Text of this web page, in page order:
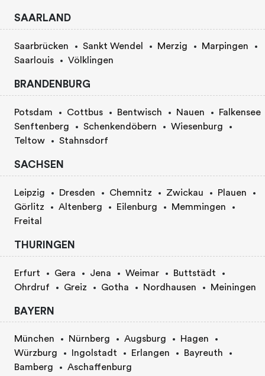
SAARLAND
Saarbrücken Sankt Wendel Merzig
Marpingen
Saarlouis
Völklingen
BRANDENBURG
Potsdam Cottbus Bentwisch Nauen
Falkensee
Senftenberg
Schenkendöbern
Wiesenburg
Teltow
Stahnsdorf
SACHSEN
Leipzig Dresden Chemnitz Zwickau
Plauen
Görlitz
Altenberg Eilenburg
Memmingen
Freital
THURINGEN
Erfurt Gera Jena Weimar
Buttstädt
Ohrdruf
Greiz Gotha Nordhausen Meiningen
BAYERN
München Nürnberg Augsburg
Hagen
Würzburg
Ingolstadt Erlangen
Bayreuth
Bamberg
Aschaffenburg